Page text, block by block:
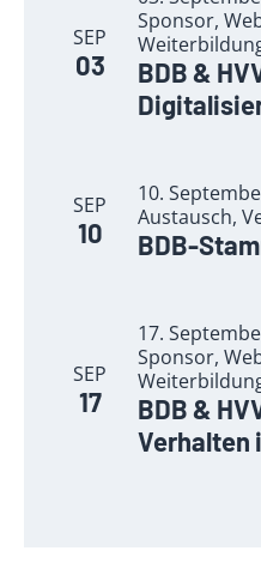
SEP
03
Sponsor,
BDB &
SEP
10
10.
Austausch,
BDB-
SEP
17
17.
Sponsor,
BDB &
Verhalten